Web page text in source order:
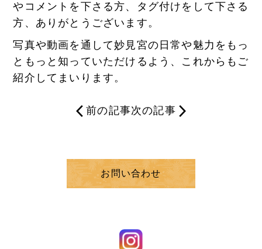
やコメントを下さる方、タグ付けをして下さる
方、ありがとうございます。
写真や動画を通して妙見宮の日常や魅力をもっ
ともっと知っていただけるよう、これからもご
紹介してまいります。
前の記事次の記事
お問い合わせ